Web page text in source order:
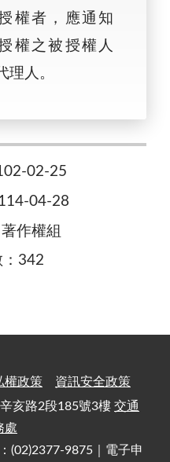
權者，應通知
權之被授權人
理人。
02-25
04-28
作權組
：342
權政策
資訊安全政策
亥路2段185號3樓 交通
處
(02)2377-9875｜電子申